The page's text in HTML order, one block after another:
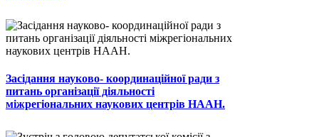
Засідання науково- координаційної ради з
питань організації діяльності
міжрегіональних наукових центрів НААН.